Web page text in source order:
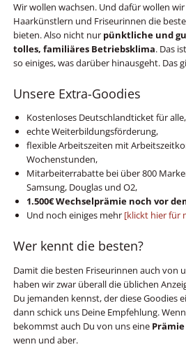
Wir wollen wachsen. Und dafür wollen
Haarkünstlern und Friseurinnen die
bieten. Also nicht nur pünktliche und
tolles, familiäres Betriebsklima. Das
so einiges, was darüber hinausgeht. Das
Unsere Extra-Goodies
Kostenloses Deutschlandticket für alle,
echte Weiterbildungsförderung,
flexible Arbeitszeiten mit
Wochenstunden,
Mitarbeiterrabatte bei über 800
Samsung, Douglas und O2,
1.500€ Wechselprämie noch vor
Und noch einiges mehr [klickt hier für
Wer kennt die besten?
Damit die besten Friseurinnen auch von
haben wir zwar überall die üblichen
Du jemanden kennst, der diese Goodies
dann schick uns Deine Empfehlung.
bekommst auch Du von uns einePrämie
wenn und aber.